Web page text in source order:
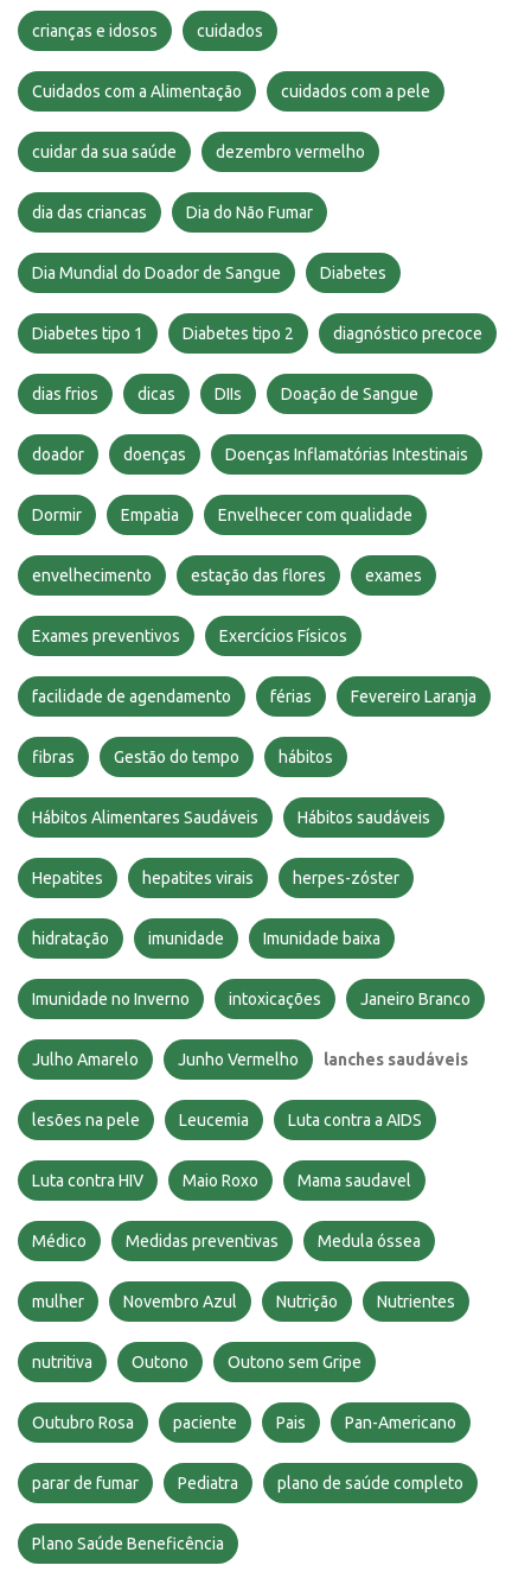
crianças e idosos cuidados
Cuidados com a Alimentação cuidados com a pele
cuidar da sua saúde dezembro vermelho
dia das criancas Dia do Não Fumar
Dia Mundial do Doador de Sangue Diabetes
Diabetes tipo 1 Diabetes tipo 2 diagnóstico precoce
dias frios dicas DIIs Doação de Sangue
doador doenças Doenças Inflamatórias Intestinais
Dormir Empatia Envelhecer com qualidade
envelhecimento estação das flores exames
Exames preventivos Exercícios Físicos
facilidade de agendamento férias Fevereiro Laranja
fibras Gestão do tempo hábitos
Hábitos Alimentares Saudáveis Hábitos saudáveis
Hepatites hepatites virais herpes-zóster
hidratação imunidade Imunidade baixa
Imunidade no Inverno intoxicações Janeiro Branco
Julho Amarelo Junho Vermelho lanches saudáveis
lesões na pele Leucemia Luta contra a AIDS
Luta contra HIV Maio Roxo Mama saudavel
Médico Medidas preventivas Medula óssea
mulher Novembro Azul Nutrição Nutrientes
nutritiva Outono Outono sem Gripe
Outubro Rosa paciente Pais Pan-Americano
parar de fumar Pediatra plano de saúde completo
Plano Saúde Beneficência